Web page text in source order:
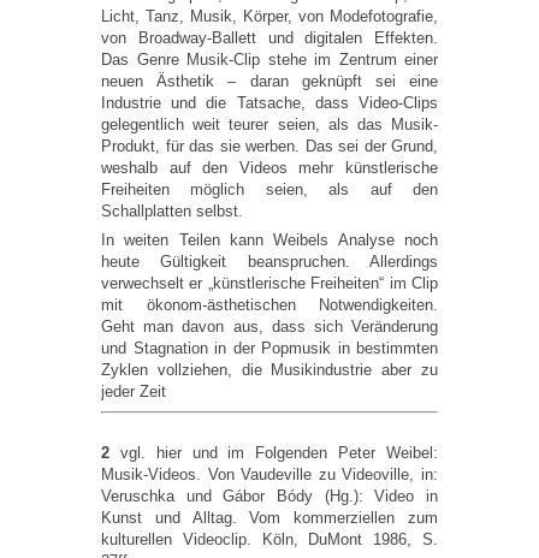
Licht, Tanz, Musik, Körper, von Modefotografie,
von Broadway-Ballett und digitalen Effekten.
Das Genre Musik-Clip stehe im Zentrum einer
neuen Ästhetik – daran geknüpft sei eine
Industrie und die Tatsache, dass Video-Clips
gelegentlich weit teurer seien, als das Musik-
Produkt, für das sie werben. Das sei der Grund,
weshalb auf den Videos mehr künstlerische
Freiheiten möglich seien, als auf den
Schallplatten selbst.
In weiten Teilen kann Weibels Analyse noch
heute Gültigkeit beanspruchen. Allerdings
verwechselt er „künstlerische Freiheiten“ im Clip
mit ökonom-ästhetischen Notwendigkeiten.
Geht man davon aus, dass sich Veränderung
und Stagnation in der Popmusik in bestimmten
Zyklen vollziehen, die Musikindustrie aber zu
jeder Zeit
2 vgl. hier und im Folgenden Peter Weibel:
Musik-Videos. Von Vaudeville zu Videoville, in:
Veruschka und Gábor Bódy (Hg.): Video in
Kunst und Alltag. Vom kommerziellen zum
kulturellen Videoclip. Köln, DuMont 1986, S.